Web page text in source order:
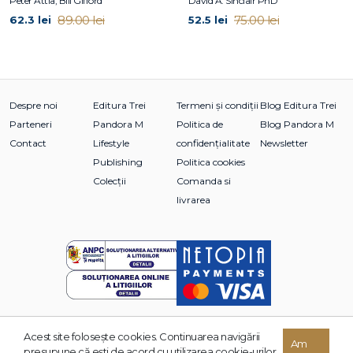
62.3 lei 89.00 lei 52.5 lei 75.00 lei
Despre noi
Parteneri
Contact
Editura Trei
Pandora M
Lifestyle
Publishing
Colecții
Termeni și condiții
Politica de
confidențialitate
Politica cookies
Comanda si
livrarea
Blog Editura Trei
Blog Pandora M
Newsletter
© 2026 Grupul Editorial TREI. Toate drepturile rezervate.
Acest site foloseşte cookies. Continuarea navigării
Am